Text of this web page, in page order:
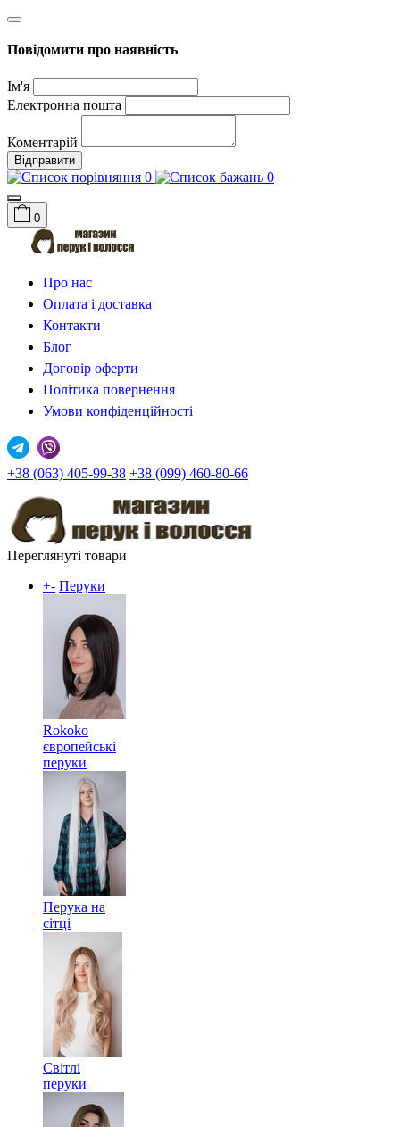
Повідомити про наявність
Ім'я
Електронна пошта
Коментарій
Відправити
0 0
0
Про нас
Оплата і доставка
Контакти
Блог
Договір оферти
Політика повернення
Умови конфіденційності
+38 (063) 405-99-38 +38 (099) 460-80-66
Переглянуті товари
+- Перуки
Rokoko
європейські
перуки
Перука на
сітці
Світлі
перуки